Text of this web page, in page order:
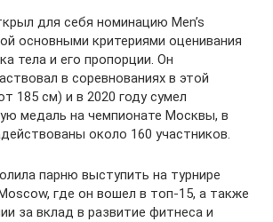
для себя номинацию Men’s
основными критериями оценивания
тела и его пропорции. Он
в соревнованиях в этой
185 см) и в 2020 году сумел
медаль на чемпионате Москвы, в
около 160 участников.
парню выступить на турнире
где он вошел в топ-15, а также
за вклад в развитие фитнеса и